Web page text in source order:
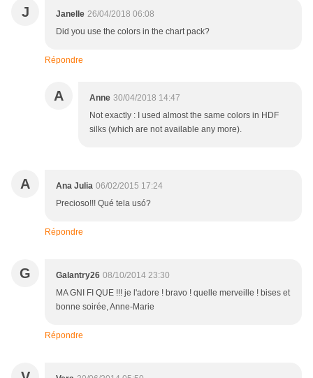
J Janelle 26/04/2018 06:08
Did you use the colors in the chart pack?
Répondre
A Anne 30/04/2018 14:47
Not exactly : I used almost the same colors in HDF
silks (which are not available any more).
A Ana Julia 06/02/2015 17:24
Precioso!!! Qué tela usó?
Répondre
G Galantry26 08/10/2014 23:30
MA GNI FI QUE !!! je l'adore ! bravo ! quelle merveille ! bises et
bonne soirée, Anne-Marie
Répondre